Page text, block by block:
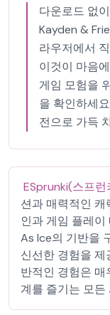
다운로드 없
Kayden &
라우저에서
이것이 마음
게임 모험을
을 확인하세
전으로 가득
ESprunki(스프런
션과 매력적인
인과 게임 플레
As Ice의 기반을
신선한 경험을 제
반적인 경험은
계를 즐기는 모든